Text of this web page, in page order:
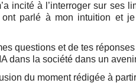
incité à l’interroger sur ses
ont parlé à mon intuition et
questions et de tes
dans la société dans un
du moment rédigée à